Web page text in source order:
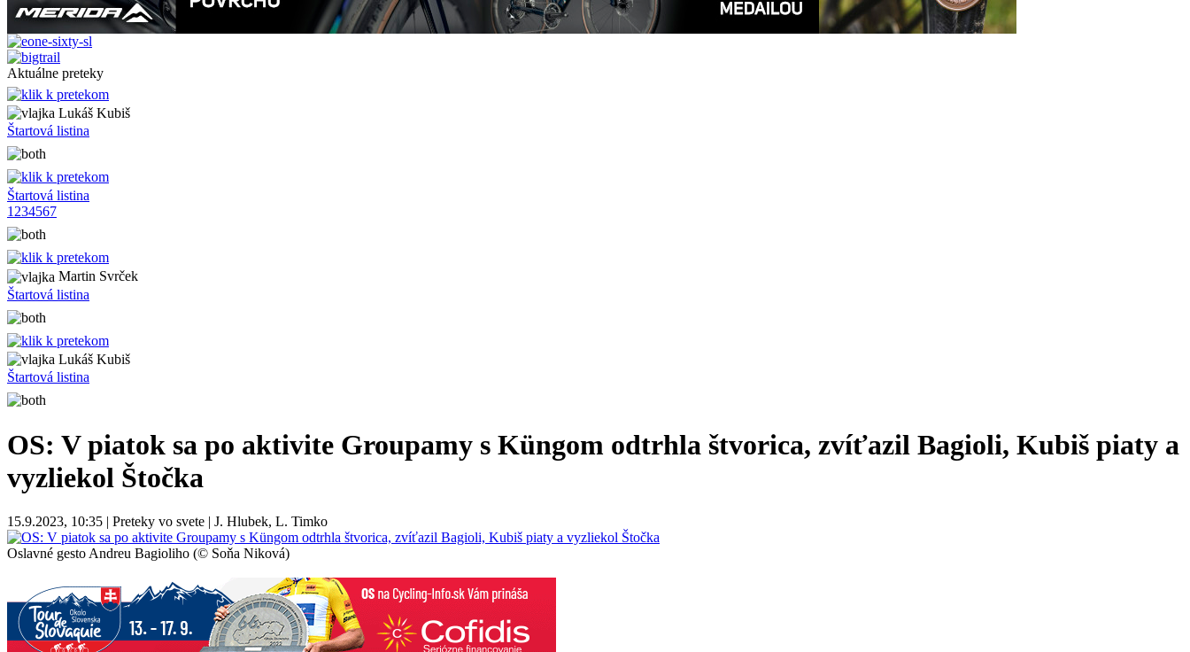
Aktuálne preteky
Lukáš Kubiš
Štartová listina
Štartová listina
1 234567
Martin Svrček
Štartová listina
Lukáš Kubiš
Štartová listina
OS: V piatok sa po aktivite Groupamy s Küngom odtrhla štvorica, zvíťazil Bagioli, Kubiš piaty a
vyzliekol Štočka
15.9.2023, 10:35 | Preteky vo svete | J. Hlubek, L. Timko
Oslavné gesto Andreu Bagioliho (© Soňa Niková)